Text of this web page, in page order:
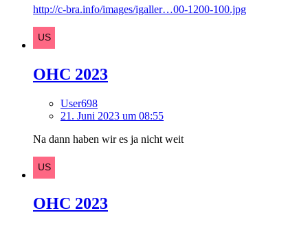
http://c-bra.info/images/igaller…00-1200-100.jpg
OHC 2023
User698
21. Juni 2023 um 08:55
Na dann haben wir es ja nicht weit
OHC 2023